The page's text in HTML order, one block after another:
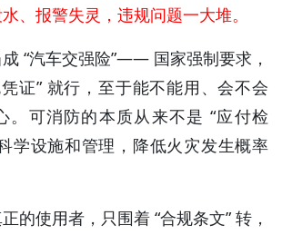
、报警失灵，违规问题一大堆。
“汽车交强险”—— 国家强制要求，
证” 就行，至于能不能用、会不会
。可消防的本质从来不是 “应付检
学设施和管理，降低火灾发生概率
的使用者，只围着 “合规条文” 转，